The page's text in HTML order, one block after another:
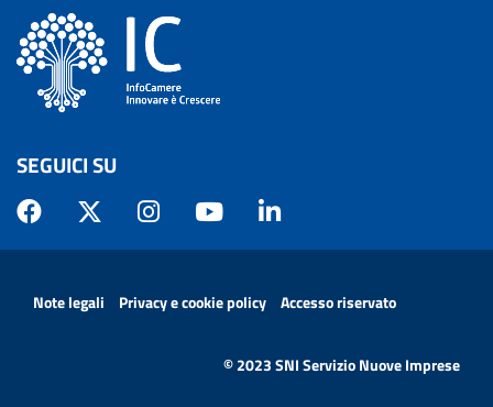
SEGUICI SU
MENÙ PRIVACY
Note legali Privacy e cookie policy Accesso riservato
© 2023 SNI Servizio Nuove Imprese